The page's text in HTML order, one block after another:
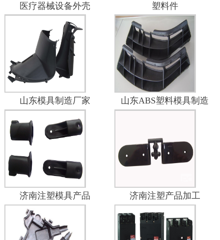
医疗器械设备外壳 塑料件
山东模具制造厂家 山东ABS塑料模具制造
济南注塑模具产品 济南注塑产品加工